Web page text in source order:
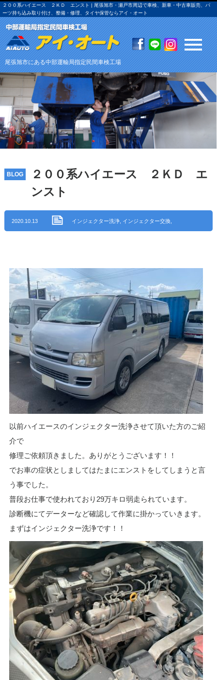
２００系ハイエース ２ＫＤ エンスト | 尾張旭市・瀬戸市周辺で車検、新車・中古車販売、パ
ーツ持ち込み取り付け、整備・修理、タイヤ保管ならアイ・オート
尾張旭市にある中部運輸局指定民間車検工場
２００系ハイエース ２ＫＤ エ
ンスト
BLOG
2020.10.13 インジェクター洗浄, インジェクター交換,
以前ハイエースのインジェクター洗浄させて頂いた方のご紹
介で
修理ご依頼頂きました。ありがとうございます！！
でお車の症状としましてはたまにエンストをしてしまうと言
う事でした。
普段お仕事で使われており29万キロ弱走られています。
診断機にてデーターなど確認して作業に掛かっていきます。
まずはインジェクター洗浄です！！